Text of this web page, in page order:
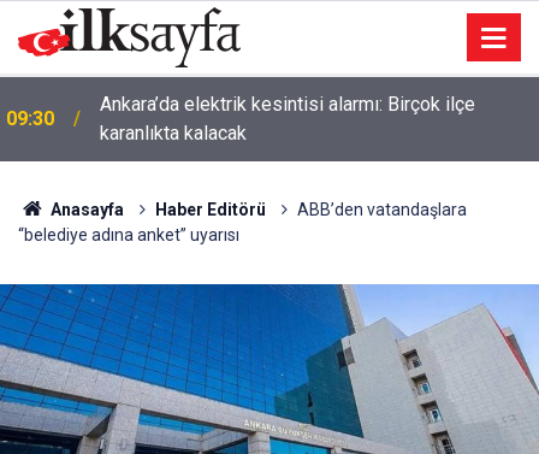
09:30
Ankara’da elektrik kesintisi alarmı: Birçok ilçe
karanlıkta kalacak
Anasayfa Haber Editörü
ABB’den vatandaşlara
“belediye adına anket” uyarısı